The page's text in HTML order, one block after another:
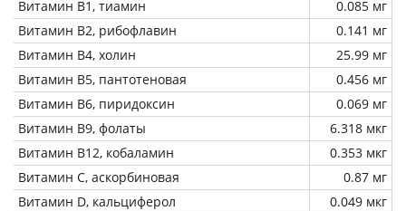
Витамин В1, тиамин
0.085 мг
Витамин В2, рибофлавин
0.141 мг
Витамин В4, холин
25.99 мг
Витамин В5, пантотеновая
0.456 мг
Витамин В6, пиридоксин
0.069 мг
Витамин В9, фолаты
6.318 мкг
Витамин В12, кобаламин
0.353 мкг
Витамин C, аскорбиновая
0.87 мг
Витамин D, кальциферол
0.049 мкг